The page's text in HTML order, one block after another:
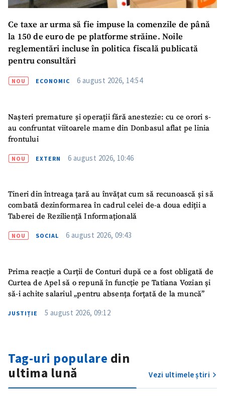
Ce taxe ar urma să fie impuse la comenzile de până
la 150 de euro de pe platforme străine. Noile
reglementări incluse în politica fiscală publicată
pentru consultări
NOU ECONOMIC 6 august 2026, 14:54
Nașteri premature și operații fără anestezie: cu ce orori s-
au confruntat viitoarele mame din Donbasul aflat pe linia
frontului
NOU EXTERN 6 august 2026, 10:46
Tineri din întreaga țară au învățat cum să recunoască și să
combată dezinformarea în cadrul celei de-a doua ediții a
Taberei de Reziliență Informațională
NOU SOCIAL 6 august 2026, 09:43
Prima reacție a Curții de Conturi după ce a fost obligată de
Curtea de Apel să o repună în funcție pe Tatiana Vozian și
să-i achite salariul „pentru absența forțată de la muncă”
JUSTIȚIE 5 august 2026, 09:12
Tag-uri populare din
ultima lună
Vezi ultimele știri